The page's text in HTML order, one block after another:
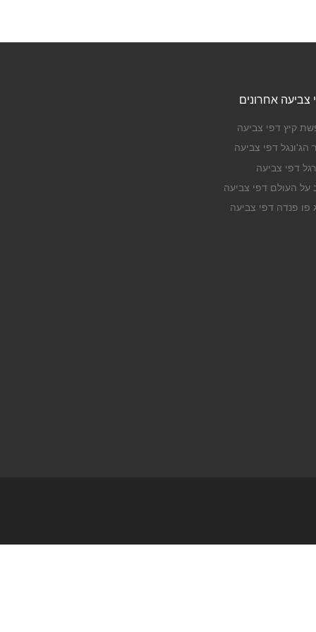
צביעה אחרונים
קיץ דפי צביעה
הג'ונגל דפי צביעה
דפי צביעה
על העולם דפי צביעה
פו פנדה דפי צביעה